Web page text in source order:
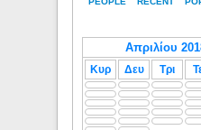
Κυρ Δευ Τρι